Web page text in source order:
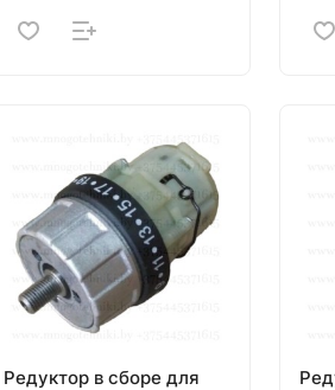
Редуктор в сборе для